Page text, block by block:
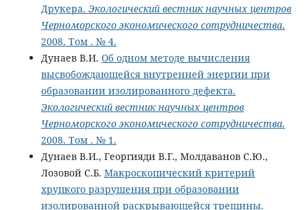
Друкера. Экологический вестник научных центров
Черноморского экономического сотрудничества.
2008. Том . № 4.
Дунаев В.И. Об одном методе вычисления
высвобождающейся внутренней энергии при
образовании изолированного дефекта.
Экологический вестник научных центров
Черноморского экономического сотрудничества.
2008. Том . № 1.
Дунаев В.И., Георгияди В.Г., Молдаванов С.Ю.,
Лозовой С.Б. Макроскопический критерий
хрупкого разрушения при образовании
изолированной раскрывающейся трещины.